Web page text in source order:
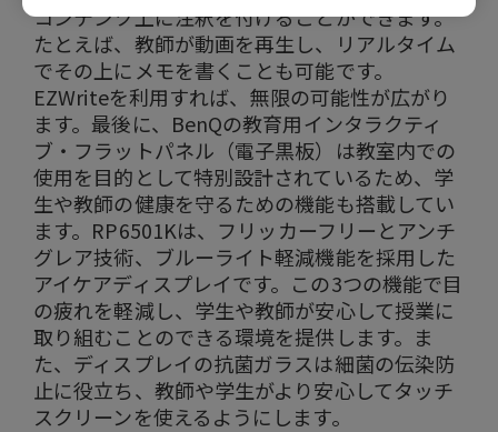
コンテンツ上に注釈を付けることができます。
たとえば、教師が動画を再生し、リアルタイム
でその上にメモを書くことも可能です。
EZWriteを利用すれば、無限の可能性が広がり
ます。最後に、BenQの教育用インタラクティ
ブ・フラットパネル（電子黒板）は教室内での
使用を目的として特別設計されているため、学
生や教師の健康を守るための機能も搭載してい
ます。RP6501Kは、フリッカーフリーとアンチ
グレア技術、ブルーライト軽減機能を採用した
アイケアディスプレイです。この3つの機能で目
の疲れを軽減し、学生や教師が安心して授業に
取り組むことのできる環境を提供します。ま
た、ディスプレイの抗菌ガラスは細菌の伝染防
止に役立ち、教師や学生がより安心してタッチ
スクリーンを使えるようにします。